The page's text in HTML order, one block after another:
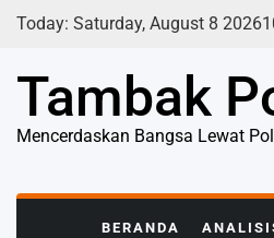
Skip
Today: Saturday, August 8 2026
Tambak
Mencerdaskan Bangsa Lewat
BERANDA